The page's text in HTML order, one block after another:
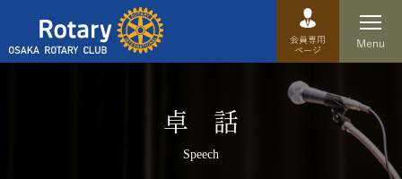
卓 話
Speech